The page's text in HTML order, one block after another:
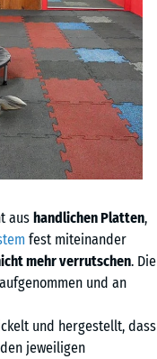
aus handlichen Platten,
fest miteinander
mehr verrutschen. Die
und an
und hergestellt, dass
jeweiligen